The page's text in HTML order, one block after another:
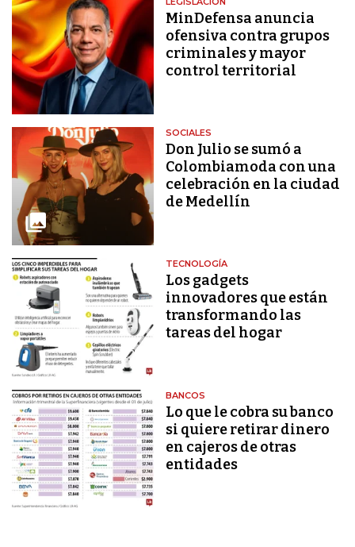
MinDefensa anuncia
ofensiva contra grupos
criminales y mayor
control territorial
SOCIALES
Don Julio se sumó a
Colombiamoda con una
celebración en la ciudad
de Medellín
TECNOLOGÍA
Los gadgets
innovadores que están
transformando las
tareas del hogar
BANCOS
Lo que le cobra su banco
si quiere retirar dinero
en cajeros de otras
entidades